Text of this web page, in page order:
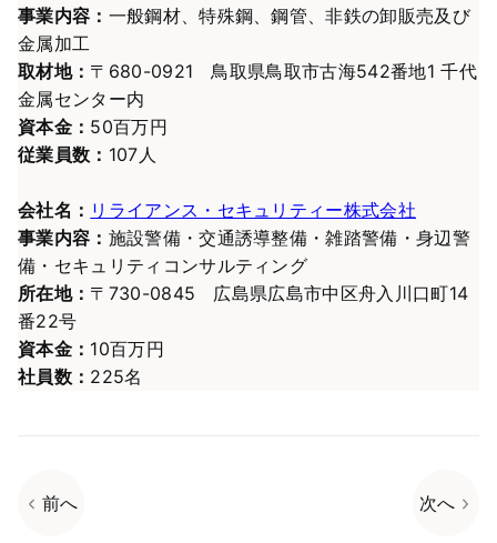
事業内容： 一般鋼材、特殊鋼、鋼管、非鉄の卸販売及び
金属加工
取材地： 〒680-0921 鳥取県鳥取市古海542番地1 千代
金属センター内
資本金： 50百万円
従業員数： 107人
会社名： リライアンス・セキュリティー株式会社
事業内容： 施設警備・交通誘導整備・雑踏警備・身辺警
備・セキュリティコンサルティング
所在地： 〒730-0845 広島県広島市中区舟入川口町14
番22号
資本金： 10百万円
社員数： 225名
前へ 次へ